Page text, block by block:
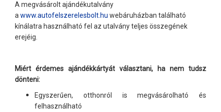
A megvásárolt ajándékutalvány
awww.autofelszerelesbolt.hu webáruházban található
kínálatra használható fel az utalvány teljes összegének
erejéig.
Miért érdemes ajándékkártyát választani, ha nem tudsz
dönteni:
Egyszerűen, otthonról is megvásárolható és
felhasználható